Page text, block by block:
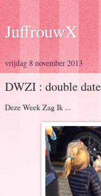
JuffrouwX
vrijdag 8 november 2013
DWZI : double date
Deze Week Zag Ik ...